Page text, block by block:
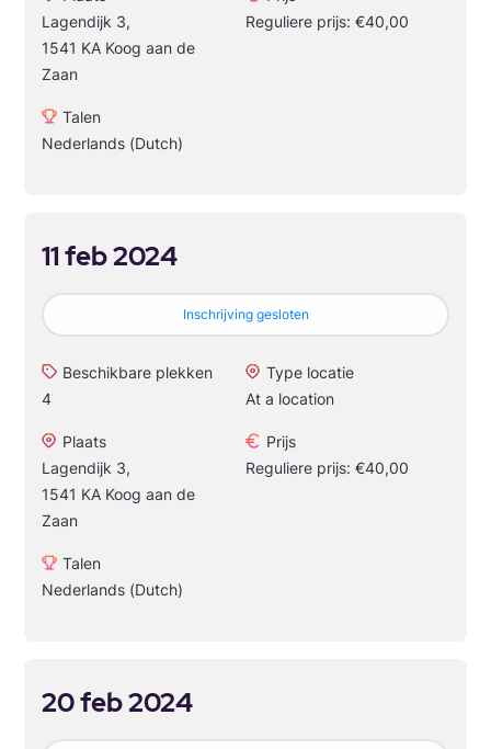
Lagendijk 3,
1541 KA Koog aan de
Zaan
Reguliere prijs: €40,00
Talen
Nederlands (Dutch)
11 feb 2024
Inschrijving gesloten
Beschikbare plekken
4
Type locatie
At a location
Plaats
Lagendijk 3,
1541 KA Koog aan de
Zaan
Prijs
Reguliere prijs: €40,00
Talen
Nederlands (Dutch)
20 feb 2024